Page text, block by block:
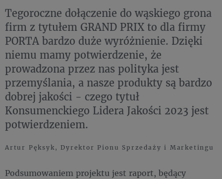
Tegoroczne dołączenie do wąskiego grona
firm z tytułem GRAND PRIX to dla firmy
PORTA bardzo duże wyróżnienie. Dzięki
niemu mamy potwierdzenie, że
prowadzona przez nas polityka jest
przemyślania, a nasze produkty są bardzo
dobrej jakości - czego tytuł
Konsumenckiego Lidera Jakości 2023 jest
potwierdzeniem.
Artur Pęksyk, Dyrektor Pionu Sprzedaży i Marketingu
Podsumowaniem projektu jest raport, będący